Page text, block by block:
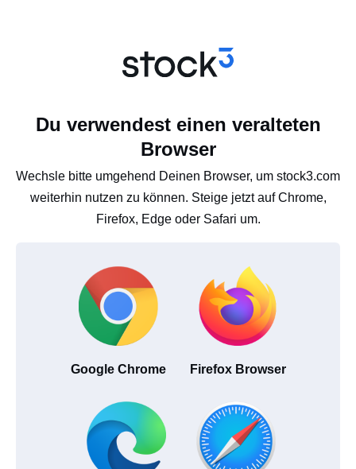
Du verwendest einen veralteten
Browser
Wechsle bitte umgehend Deinen Browser, um stock3.com
weiterhin nutzen zu können. Steige jetzt auf Chrome,
Firefox, Edge oder Safari um.
Google Chrome Firefox Browser